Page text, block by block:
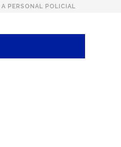
PERSONAL POLICIAL